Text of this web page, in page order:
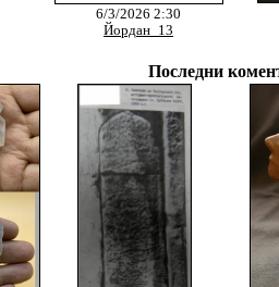
6/3/2026 2:30
Йордан_13
Последни